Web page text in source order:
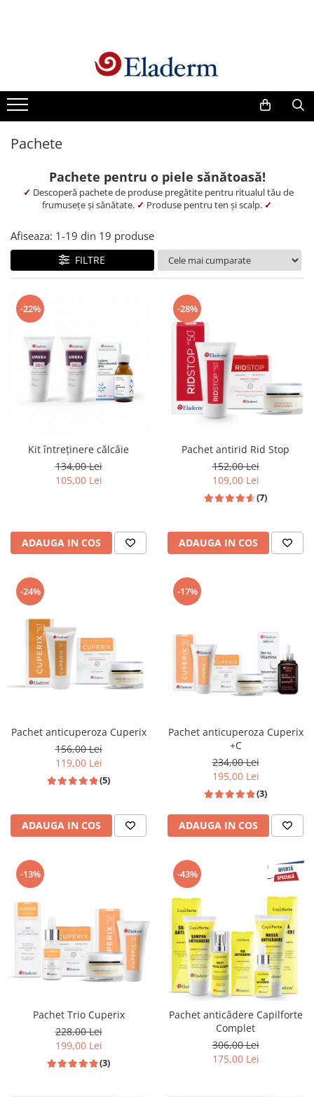
Vezi toate produsele
Creme cu protectie solara
Produse Antirid
Produse Hidratante
Antirozacee
Produse Anti sebum
Creme contur ochi
Lotiuni tonice
Creme Emoliente
Creme cu Uree
Produse pentru pete pigmentare
Pachete
Pachete pentru o piele sănătoasă!
✓ Descoperă pachete de produse pregătite pentru ritualul tău de
frumusețe și sănătate. ✓ Produse pentru ten și scalp. ✓
Afiseaza: 1-19 din 19 produse
FILTRE
-22%
Kit întreținere călcâie
134,00 Lei
105,00 Lei
ADAUGA IN COS
-28%
Pachet antirid Rid Stop
152,00 Lei
109,00 Lei
(7)
ADAUGA IN COS
-24%
Pachet anticuperoza Cuperix
156,00 Lei
119,00 Lei
(5)
ADAUGA IN COS
-17%
Pachet anticuperoza Cuperix
+C
234,00 Lei
195,00 Lei
(3)
ADAUGA IN COS
-13%
Pachet Trio Cuperix
228,00 Lei
199,00 Lei
(3)
-43%
Pachet anticădere Capilforte
Complet
306,00 Lei
175,00 Lei